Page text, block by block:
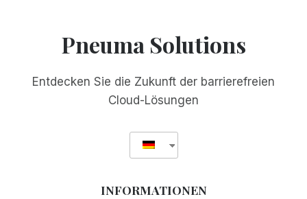
Pneuma Solutions
Entdecken Sie die Zukunft der barrierefreien
Cloud-Lösungen
INFORMATIONEN